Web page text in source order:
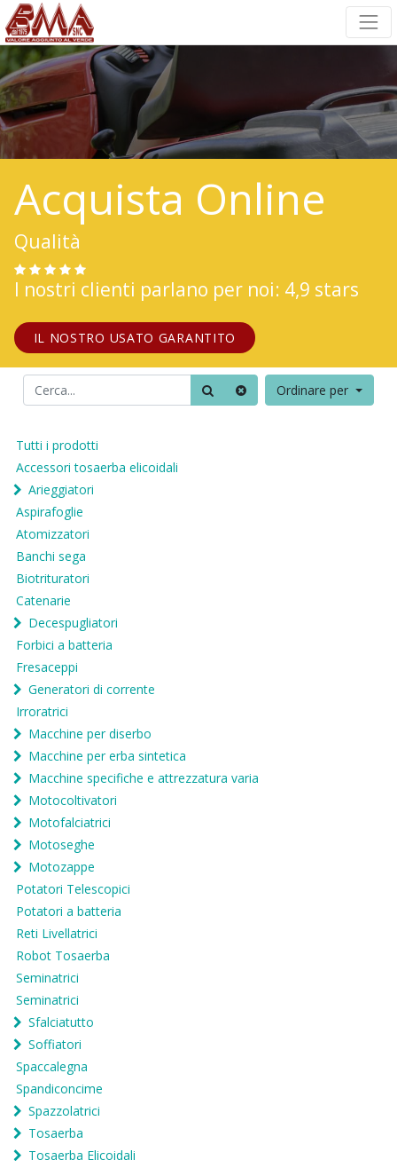
Acquista Online
Qualità
I nostri clienti parlano per noi: 4,9 stars
IL NOSTRO USATO GARANTITO
Ordinare per
Tutti i prodotti
Accessori tosaerba elicoidali
Arieggiatori
Aspirafoglie
Atomizzatori
Banchi sega
Biotrituratori
Catenarie
Decespugliatori
Forbici a batteria
Fresaceppi
Generatori di corrente
Irroratrici
Macchine per diserbo
Macchine per erba sintetica
Macchine specifiche e attrezzatura varia
Motocoltivatori
Motofalciatrici
Motoseghe
Motozappe
Potatori Telescopici
Potatori a batteria
Reti Livellatrici
Robot Tosaerba
Seminatrici
Seminatrici
Sfalciatutto
Soffiatori
Spaccalegna
Spandiconcime
Spazzolatrici
Tosaerba
Tosaerba Elicoidali